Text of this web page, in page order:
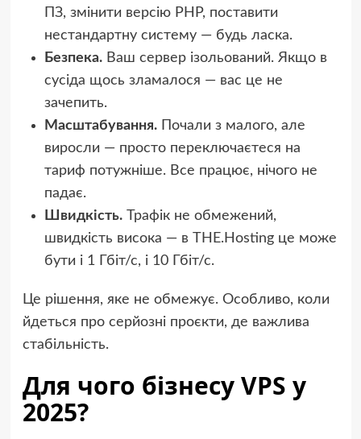
ПЗ, змінити версію PHP, поставити
нестандартну систему — будь ласка.
Безпека.Ваш сервер ізольований. Якщо в
сусіда щось зламалося — вас це не
зачепить.
Масштабування.Почали з малого, але
виросли — просто переключаєтеся на
тариф потужніше. Все працює, нічого не
падає.
Швидкість.Трафік не обмежений,
швидкість висока — в THE.Hosting це може
бути і 1 Гбіт/с, і 10 Гбіт/с.
Це рішення, яке не обмежує. Особливо, коли
йдеться про серйозні проєкти, де важлива
стабільність.
Для чого бізнесу VPS у
2025?